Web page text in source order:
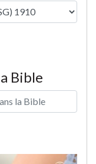
Bible